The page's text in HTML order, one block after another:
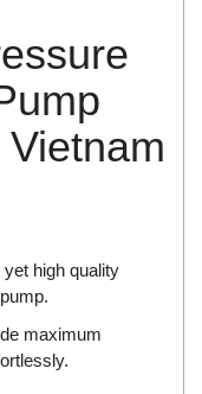
high quality
maximum